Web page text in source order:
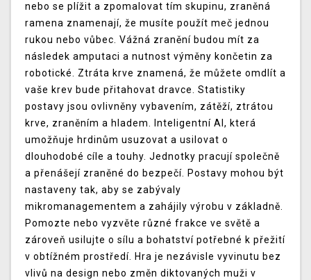
nebo se plížit a zpomalovat tím skupinu, zraněná
ramena znamenají, že musíte použít meč jednou
rukou nebo vůbec. Vážná zranění budou mít za
následek amputaci a nutnost výměny končetin za
robotické. Ztráta krve znamená, že můžete omdlít a
vaše krev bude přitahovat dravce. Statistiky
postavy jsou ovlivněny vybavením, zátěží, ztrátou
krve, zraněním a hladem. Inteligentní AI, která
umožňuje hrdinům usuzovat a usilovat o
dlouhodobé cíle a touhy. Jednotky pracují společně
a přenášejí zraněné do bezpečí. Postavy mohou být
nastaveny tak, aby se zabývaly
mikromanagementem a zahájily výrobu v základně.
Pomozte nebo vyzvěte různé frakce ve světě a
zároveň usilujte o sílu a bohatství potřebné k přežití
v obtížném prostředí. Hra je nezávisle vyvinutu bez
vlivů na design nebo změn diktovaných muži v